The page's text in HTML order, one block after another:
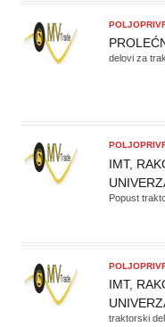
delovi za
IMT,
Popust
IMT,
traktorski